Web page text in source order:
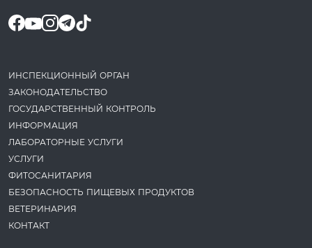
ИНСПЕКЦИОННЫЙ ОРГАН
ЗАКОНОДАТЕ­ЛЬСТВО
ГОСУДАРСТВЕННЫЙ КОНТРОЛЬ
ИНФОРМАЦИЯ
ЛАБОРАТОРНЫЕ УСЛУГИ
УСЛУГИ
ФИТОСАНИТАРИЯ
БЕЗОПАСНОСТЬ ПИЩЕВЫХ ПРОДУКТОВ
ВЕТЕРИНАРИЯ
КОНТАКТ